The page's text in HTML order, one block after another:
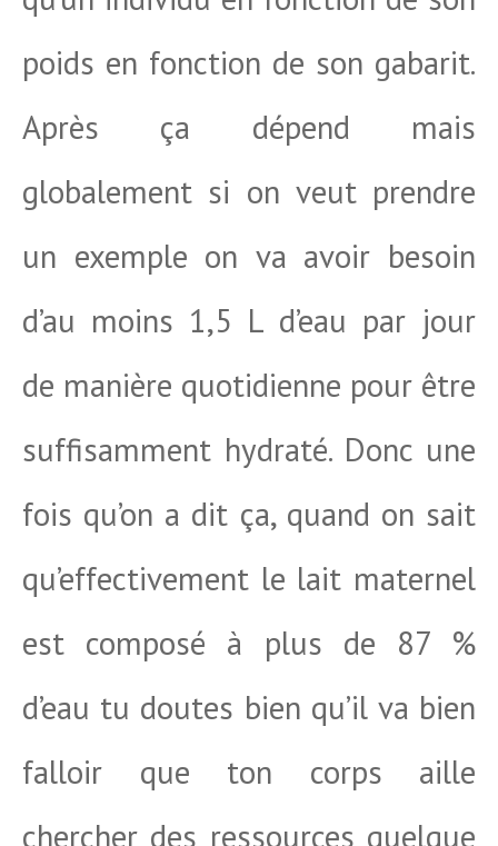
poids en fonction de son gabarit.
Après ça dépend mais
globalement si on veut prendre
un exemple on va avoir besoin
d’au moins 1,5 L d’eau par jour
de manière quotidienne pour être
suffisamment hydraté. Donc une
fois qu’on a dit ça, quand on sait
qu’effectivement le lait maternel
est composé à plus de 87 %
d’eau tu doutes bien qu’il va bien
falloir que ton corps aille
chercher des ressources quelque